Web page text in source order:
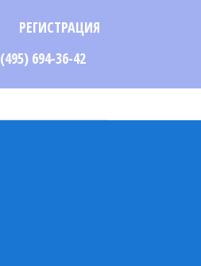
РЕГИСТРАЦИЯ
(495) 694-36-42